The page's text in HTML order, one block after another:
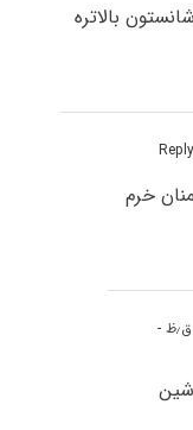
بالاتره
خرم
-